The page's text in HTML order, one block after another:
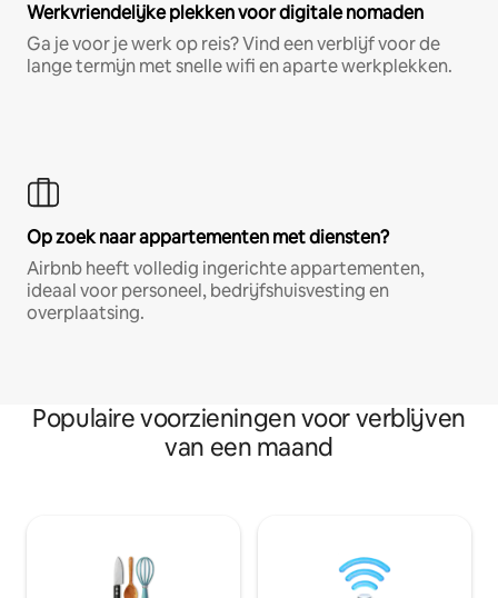
Werkvriendelijke plekken voor digitale nomaden
Ga je voor je werk op reis? Vind een verblijf voor de
lange termijn met snelle wifi en aparte werkplekken.
Op zoek naar appartementen met diensten?
Airbnb heeft volledig ingerichte appartementen,
ideaal voor personeel, bedrijfshuisvesting en
overplaatsing.
Populaire voorzieningen voor verblijven
van een maand